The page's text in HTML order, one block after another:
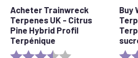
Acheter Trainwreck
Terpenes UK - Citrus
Pine Hybrid Profil
Terpénique
Rating: 3.7 out of 5 stars
Buy